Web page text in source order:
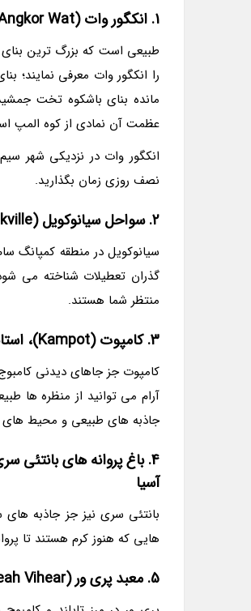
1. انکگور وات (Angkor Wat)، بزرگ ترین بنای مذهبی جهان
طبیعی است که بزرگ ترین
را انکگور وات معرفی
مانده بنای باشکوه تخت
عظمت آن نمادی از کوه المپ
انکگور وات در نزدیکی شهر
نصف روزی زمان بگذارید.
2. سواحل سیانوکویل (Sihanoukville)، یکی از برترین منطقه ها برای گذران تعطیلات
سیانوکویل در منطقه کمپانگ
گذران تعطیلات شناخته می
منتظر شما هستند.
3. کامپوت (Kampot)، استانی آرام با جاذبه های دیدنی فراوان
کامپوت جز جاهای دیدنی
آرام می توانید از منظره ها
جاذبه های طبیعی و محیط های
آسیا
بانتئی سری نیز جز جاذبه
هایی که هنوز کرم هستند تا
5. معبد پری ور (Preah Vihear)، سازه ای که 300 سال برای ساخت آن موقع شده است